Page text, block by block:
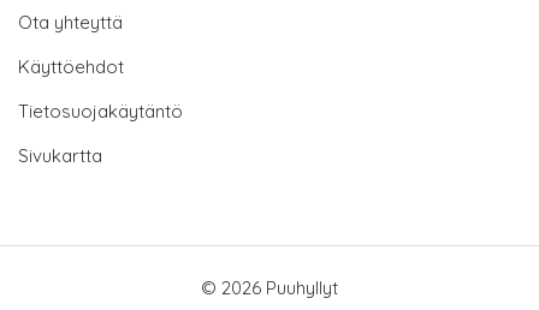
Ota yhteyttä
Käyttöehdot
Tietosuojakäytäntö
Sivukartta
© 2026 Puuhyllyt